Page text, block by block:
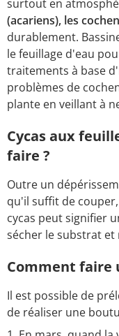
surtout en
(acariens), les
durablement.
le feuillage d'eau
traitements à base
problèmes de
plante en veillant à
Cycas aux
faire ?
Outre un
qu'il suffit de
cycas peut signifier
sécher le substrat et
Comment faire
Il est possible de
de réaliser une